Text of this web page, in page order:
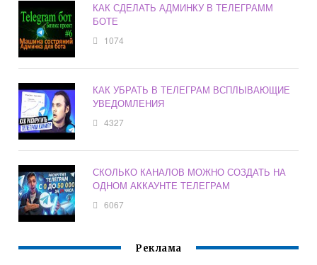
КАК СДЕЛАТЬ АДМИНКУ В ТЕЛЕГРАММ
БОТЕ
1074
КАК УБРАТЬ В ТЕЛЕГРАМ ВСПЛЫВАЮЩИЕ
УВЕДОМЛЕНИЯ
4327
СКОЛЬКО КАНАЛОВ МОЖНО СОЗДАТЬ НА
ОДНОМ АККАУНТЕ ТЕЛЕГРАМ
6067
Реклама